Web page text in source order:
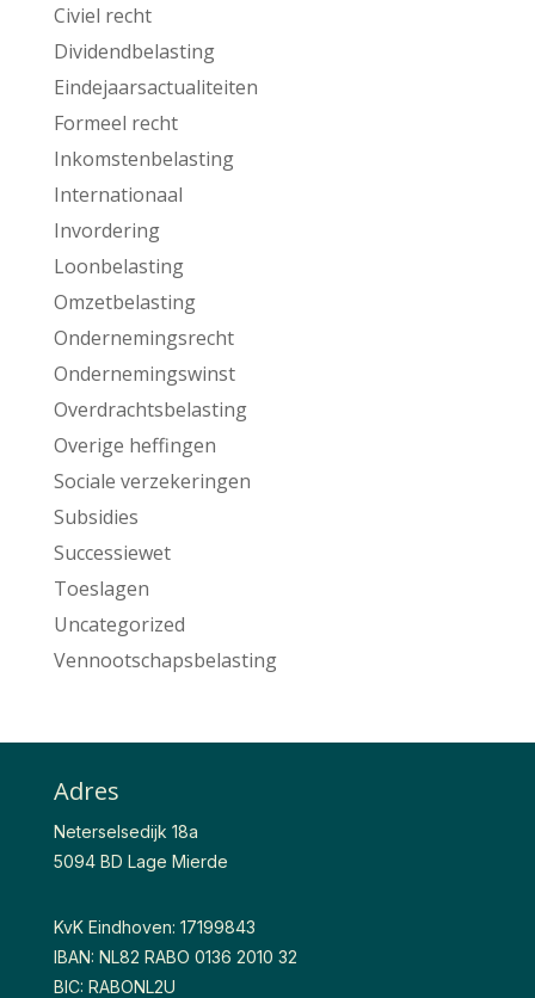
Civiel recht
Dividendbelasting
Eindejaarsactualiteiten
Formeel recht
Inkomstenbelasting
Internationaal
Invordering
Loonbelasting
Omzetbelasting
Ondernemingsrecht
Ondernemingswinst
Overdrachtsbelasting
Overige heffingen
Sociale verzekeringen
Subsidies
Successiewet
Toeslagen
Uncategorized
Vennootschapsbelasting
Adres
Neterselsedijk 18a
5094 BD Lage Mierde
KvK Eindhoven: 17199843
IBAN: NL82 RABO 0136 2010 32
BIC: RABONL2U